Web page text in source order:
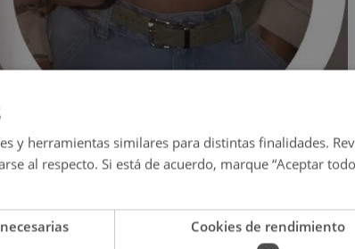
Instagram)
“molestosas” que les hacen stickers
especulaciones y comentó entre risas:
"No, estás
y herramientas similares para distintas finalidades.
al respecto. Si está de acuerdo, marque “Aceptar
Cookies de rendimiento